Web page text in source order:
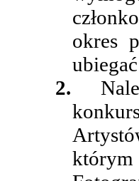
okres
2.
którym